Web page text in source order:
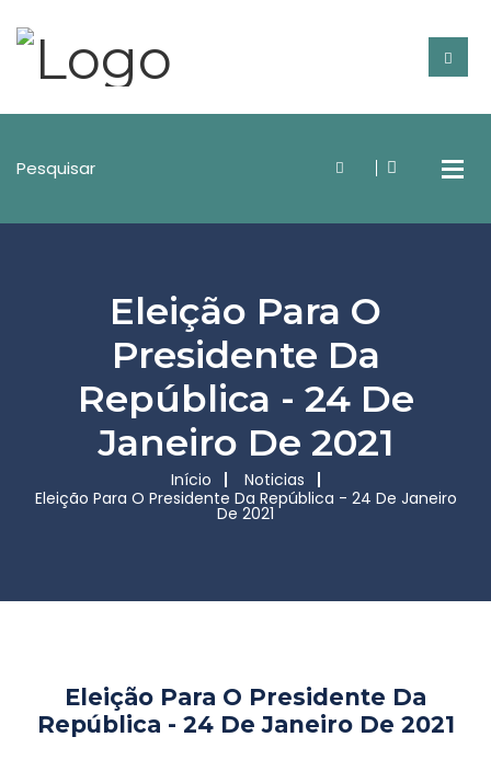
Eleição Para O
Presidente Da
República - 24 De
Janeiro De 2021
Início
Noticias
Eleição Para O Presidente Da República - 24 De Janeiro
De 2021
Eleição Para O Presidente Da
República - 24 De Janeiro De 2021